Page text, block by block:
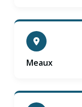
Meaux